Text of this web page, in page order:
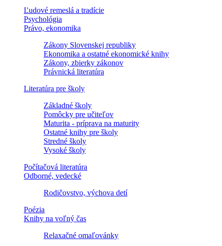
Ľudové remeslá a tradície
Psychológia
Právo, ekonomika
Zákony Slovenskej republiky
Ekonomika a ostatné ekonomické knihy
Zákony, zbierky zákonov
Právnická literatúra
Literatúra pre školy
Základné školy
Pomôcky pre učiteľov
Maturita - príprava na maturity
Ostatné knihy pre školy
Stredné školy
Vysoké školy
Počítačová literatúra
Odborné, vedecké
Rodičovstvo, výchova detí
Poézia
Knihy na voľný čas
Relaxačné omaľovánky